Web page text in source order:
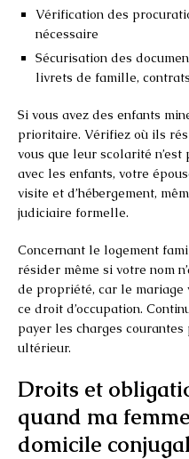
Vérification des
nécessaire
Sécurisation des
livrets de famille,
Si vous avez des enfants
prioritaire. Vérifiez où ils
vous que leur scolarité
avec les enfants, votre
visite et d’hébergement,
judiciaire formelle.
Concernant le logement
résider même si votre nom
de propriété, car le mariage
ce droit d’occupation.
payer les charges
ultérieur.
Droits et
quand ma
domicile conjugal